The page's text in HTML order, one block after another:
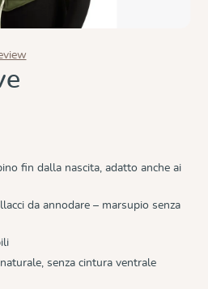
fin dalla nascita, adatto anche ai
da annodare – marsupio senza
senza cintura ventrale